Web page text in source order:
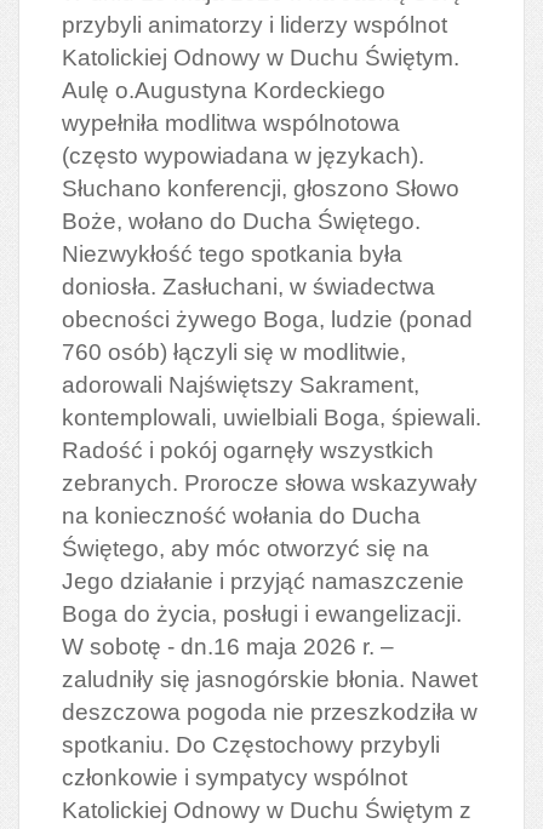
przybyli animatorzy i liderzy wspólnot
Katolickiej Odnowy w Duchu Świętym.
Aulę o.Augustyna Kordeckiego
wypełniła modlitwa wspólnotowa
(często wypowiadana w językach).
Słuchano konferencji, głoszono Słowo
Boże, wołano do Ducha Świętego.
Niezwykłość tego spotkania była
doniosła. Zasłuchani, w świadectwa
obecności żywego Boga, ludzie (ponad
760 osób) łączyli się w modlitwie,
adorowali Najświętszy Sakrament,
kontemplowali, uwielbiali Boga, śpiewali.
Radość i pokój ogarnęły wszystkich
zebranych. Prorocze słowa wskazywały
na konieczność wołania do Ducha
Świętego, aby móc otworzyć się na
Jego działanie i przyjąć namaszczenie
Boga do życia, posługi i ewangelizacji.
W sobotę - dn.16 maja 2026 r. –
zaludniły się jasnogórskie błonia. Nawet
deszczowa pogoda nie przeszkodziła w
spotkaniu. Do Częstochowy przybyli
członkowie i sympatycy wspólnot
Katolickiej Odnowy w Duchu Świętym z